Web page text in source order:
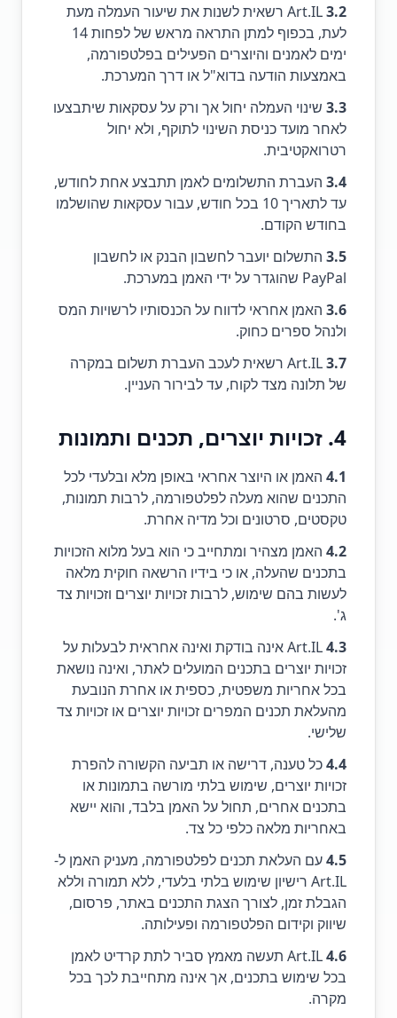
3.2
Art.IL רשאית לשנות את שיעור העמלה מעת
לעת, בכפוף למתן התראה מראש של לפחות 14
ימים לאמנים והיוצרים הפעילים בפלטפורמה,
באמצעות הודעה בדוא"ל או דרך המערכת.
3.3 שינוי העמלה יחול אך ורק על עסקאות שיתבצעו
לאחר מועד כניסת השינוי לתוקף, ולא יחול
רטרואקטיבית.
3.4 העברת התשלומים לאמן תתבצע אחת לחודש,
עד לתאריך 10 בכל חודש, עבור עסקאות שהושלמו
בחודש הקודם.
3.5 התשלום יועבר לחשבון הבנק או לחשבון
PayPal שהוגדר על ידי האמן במערכת.
3.6 האמן אחראי לדווח על הכנסותיו לרשויות המס
ולנהל ספרים כחוק.
3.7
Art.IL רשאית לעכב העברת תשלום במקרה
של תלונה מצד לקוח, עד לבירור העניין.
4. זכויות יוצרים, תכנים ותמונות
4.1 האמן או היוצר אחראי באופן מלא ובלעדי לכל
התכנים שהוא מעלה לפלטפורמה, לרבות תמונות,
טקסטים, סרטונים וכל מדיה אחרת.
4.2 האמן מצהיר ומתחייב כי הוא בעל מלוא הזכויות
בתכנים שהעלה, או כי בידיו הרשאה חוקית מלאה
לעשות בהם שימוש, לרבות זכויות יוצרים וזכויות צד
ג'.
4.3
Art.IL אינה בודקת ואינה אחראית לבעלות על
זכויות יוצרים בתכנים המועלים לאתר, ואינה נושאת
בכל אחריות משפטית, כספית או אחרת הנובעת
מהעלאת תכנים המפרים זכויות יוצרים או זכויות צד
שלישי.
4.4כל טענה, דרישה או תביעה הקשורה להפרת
זכויות יוצרים, שימוש בלתי מורשה בתמונות או
בתכנים אחרים, תחול על האמן בלבד, והוא יישא
באחריות מלאה כלפי כל צד.
4.5עם העלאת תכנים לפלטפורמה, מעניק האמן ל-
Art.IL רישיון שימוש בלתי בלעדי, ללא תמורה וללא
הגבלת זמן, לצורך הצגת התכנים באתר, פרסום,
שיווק וקידום הפלטפורמה ופעילותה.
4.6
Art.IL תעשה מאמץ סביר לתת קרדיט לאמן
בכל שימוש בתכנים, אך אינה מתחייבת לכך בכל
מקרה.